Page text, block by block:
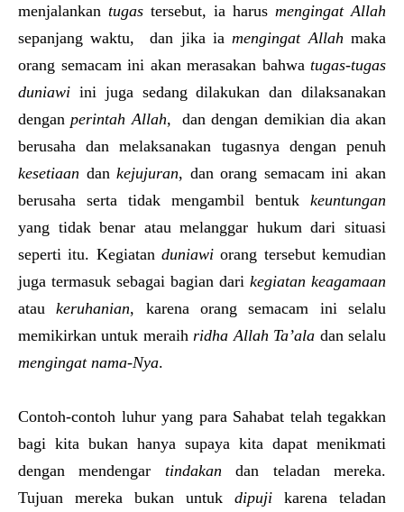
menjalankan tugas tersebut, ia harus mengingat Allah
sepanjang waktu, dan jika ia mengingat Allah maka
orang semacam ini akan merasakan bahwa tugas-tugas
duniawi ini juga sedang dilakukan dan dilaksanakan
dengan perintah Allah, dan dengan demikian dia akan
berusaha dan melaksanakan tugasnya dengan penuh
kesetiaan dankejujuran, dan orang semacam ini akan
berusaha serta tidak mengambil bentuk keuntungan
yang tidak benar atau melanggar hukum dari situasi
seperti itu. Kegiatan duniawi orang tersebut kemudian
juga termasuk sebagai bagian dari kegiatan keagamaan
ataukeruhanian, karena orang semacam ini selalu
memikirkan untuk meraih ridha Allah Ta’ala dan selalu
mengingat nama-Nya.
Contoh-contoh luhur yang para Sahabat telah tegakkan
bagi kita bukan hanya supaya kita dapat menikmati
dengan mendengar tindakan dan teladan mereka.
Tujuan mereka bukan untuk dipuji karena teladan